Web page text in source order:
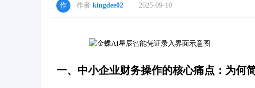
作者 kingdee02 | 2025-09-10
一、中小企业财务操作的核心痛点：为何